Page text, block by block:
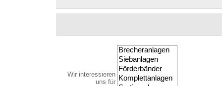
Wir interessieren
uns für